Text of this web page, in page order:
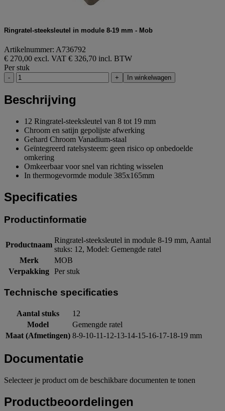
Ringratel-steeksleutel in module 8-19 mm - Mob
Artikelnummer: A736792
€ 270,00 excl. VAT € 326,70 incl. BTW
Per stuk
- + In winkelwagen
Beschrijving
12 Ringratel-steeksleutel van 8 tot 19 mm
Chroom en satijn gepolijste afwerking
Gehard Chroom Vanadium-staal
Geïntegreerd ratelsysteem: geen risico op onbedoelde
omkering
Omkeerbaar voor snel van richting wisselen
In thermogevormde module 385x165mm
Specificaties
Productinformatie
Productnaam
Ringratel-steeksleutel in module 8-19 mm, Aantal
stuks: 12, Model: Gemengde ratel
Merk
MOB
Verpakking Per stuk
Technische specificaties
Aantal stuks
12
Model
Gemengde ratel
Maat (Afmetingen) 8-9-10-11-12-13-14-15-16-17-18-19 mm
Documentatie
Selecteer je product om de beschikbare documenten te tonen
Productbeoordelingen